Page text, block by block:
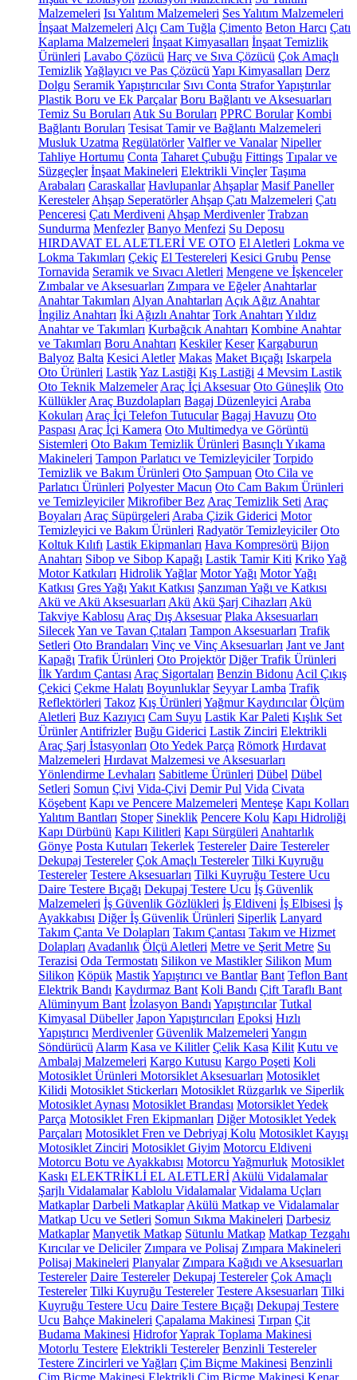
Malzemeleri Isı Yalıtım Malzemeleri Ses Yalıtım Malzemeleri
İnşaat Malzemeleri Alçı Cam Tuğla Çimento Beton Harcı Çatı
Kaplama Malzemeleri İnşaat Kimyasalları İnşaat Temizlik
Ürünleri Lavabo Çözücü Harç ve Sıva Çözücü Çok Amaçlı
TemizlikYağlayıcı ve Pas Çözücü Yapı Kimyasalları Derz
Dolgu Seramik Yapıştırıcılar Sıvı Conta Strafor Yapıştırılar
Plastik Boru ve Ek Parçalar Boru Bağlantı ve Aksesuarları
Temiz Su Boruları Atık Su Boruları PPRC Borular Kombi
Bağlantı Boruları Tesisat Tamir ve Bağlantı Malzemeleri
Musluk Uzatma Regülatörler Valfler ve Vanalar Nipeller
Tahliye Hortumu Conta Taharet Çubuğu Fittings Tıpalar ve
Süzgeçler İnşaat Makineleri Elektrikli Vinçler Taşıma
Arabaları Caraskallar Havlupanlar Ahşaplar Masif Paneller
Keresteler Ahşap Seperatörler Ahşap Çatı Malzemeleri Çatı
Penceresi Çatı Merdiveni Ahşap Merdivenler Trabzan
Sundurma Menfezler Banyo Menfezi Su Deposu
HIRDAVAT EL ALETLERİ VE OTO El Aletleri Lokma ve
Lokma Takımları Çekiç El Testereleri Kesici Grubu Pense
Tornavida Seramik ve Sıvacı Aletleri Mengene ve İşkenceler
Zımbalar ve Aksesuarları Zımpara ve Eğeler Anahtarlar
Anahtar Takımları Alyan Anahtarları Açık Ağız Anahtar
İngiliz Anahtarı İki Ağızlı Anahtar Tork Anahtarı Yıldız
Anahtar ve Takımları Kurbağcık Anahtarı Kombine Anahtar
ve Takımları Boru Anahtarı Keskiler Keser Kargaburun
Balyoz Balta Kesici Aletler Makas Maket Bıçağı Iskarpela
Oto Ürünleri LastikYaz Lastiği Kış Lastiği 4 Mevsim Lastik
Oto Teknik Malzemeler Araç İçi Aksesuar Oto Güneşlik Oto
Küllükler Araç Buzdolapları Bagaj Düzenleyici Araba
Kokuları Araç İçi Telefon Tutucular Bagaj Havuzu Oto
Paspası Araç İçi Kamera Oto Multimedya ve Görüntü
Sistemleri Oto Bakım Temizlik Ürünleri Basınçlı Yıkama
Makineleri Tampon Parlatıcı ve Temizleyiciler Torpido
Temizlik ve Bakım Ürünleri Oto Şampuan Oto Cila ve
Parlatıcı Ürünleri Polyester Macun Oto Cam Bakım Ürünleri
ve Temizleyiciler Mikrofiber Bez Araç Temizlik Seti Araç
Boyaları Araç Süpürgeleri Araba Çizik Giderici Motor
Temizleyici ve Bakım Ürünleri Radyatör Temizleyiciler Oto
Koltuk Kılıfı Lastik Ekipmanları Hava Kompresörü Bijon
Anahtarı Sibop ve Sibop Kapağı Lastik Tamir Kiti KrikoYağ
Motor Katkıları Hidrolik Yağlar Motor Yağı Motor Yağı
Katkısı Gres Yağı Yakıt Katkısı Şanzıman Yağı ve Katkısı
Akü ve Akü Aksesuarları Akü Akü Şarj Cihazları Akü
Takviye Kablosu Araç Dış Aksesuar Plaka Aksesuarları
SilecekYan ve Tavan Çıtaları Tampon Aksesuarları Trafik
Setleri Oto Brandaları Vinç ve Vinç Aksesuarları Jant ve Jant
Kapağı Trafik Ürünleri Oto Projektör Diğer Trafik Ürünleri
İlk Yardım Çantası Araç Sigortaları Benzin Bidonu Acil Çıkış
Çekici Çekme Halatı Boyunluklar Seyyar Lamba Trafik
Reflektörleri Takoz Kış Ürünleri Yağmur Kaydırıcılar Ölçüm
Aletleri Buz Kazıyıcı Cam Suyu Lastik Kar Paleti Kışlık Set
Ürünler Antifrizler Buğu Giderici Lastik Zinciri Elektrikli
Araç Şarj İstasyonları Oto Yedek Parça Römork Hırdavat
Malzemeleri Hırdavat Malzemesi ve Aksesuarları
Yönlendirme Levhaları Sabitleme Ürünleri Dübel Dübel
Setleri Somun Çivi Vida-Çivi Demir Pul Vida Civata
Köşebent Kapı ve Pencere Malzemeleri Menteşe Kapı Kolları
Yalıtım Bantları Stoper Sineklik Pencere Kolu Kapı Hidroliği
Kapı Dürbünü Kapı Kilitleri Kapı Sürgüleri Anahtarlık
Gönye Posta Kutuları Tekerlek Testereler Daire Testereler
Dekupaj Testereler Çok Amaçlı Testereler Tilki Kuyruğu
Testereler Testere Aksesuarları Tilki Kuyruğu Testere Ucu
Daire Testere Bıçağı Dekupaj Testere Ucu İş Güvenlik
Malzemeleri İş Güvenlik Gözlükleri İş Eldiveni İş Elbisesi İş
Ayakkabısı Diğer İş Güvenlik Ürünleri Siperlik Lanyard
Takım Çanta Ve Dolapları Takım Çantası Takım ve Hizmet
Dolapları Avadanlık Ölçü Aletleri Metre ve Şerit Metre Su
Terazisi Oda Termostatı Silikon ve Mastikler Silikon Mum
Silikon Köpük MastikYapıştırıcı ve Bantlar Bant Teflon Bant
Elektrik Bandı Kaydırmaz Bant Koli Bandı Çift Taraflı Bant
Alüminyum Bant İzolasyon Bandı Yapıştırıcılar Tutkal
Kimyasal Dübeller Japon Yapıştırıcıları Epoksi Hızlı
Yapıştırıcı Merdivenler Güvenlik Malzemeleri Yangın
Söndürücü Alarm Kasa ve Kilitler Çelik Kasa Kilit Kutu ve
Ambalaj Malzemeleri Kargo Kutusu Kargo Poşeti Koli
Motosiklet Ürünleri Motorsiklet Aksesuarları Motosiklet
Kilidi Motosiklet Stickerları Motosiklet Rüzgarlık ve Siperlik
Motosiklet Aynası Motosiklet Brandası Motorsiklet Yedek
Parça Motosiklet Fren Ekipmanları Diğer Motosiklet Yedek
Parçaları Motosiklet Fren ve Debriyaj Kolu Motosiklet Kayışı
Motosiklet Zinciri Motosiklet Giyim Motorcu Eldiveni
Motorcu Botu ve Ayakkabısı Motorcu Yağmurluk Motosiklet
Kaskı ELEKTRİKLİ EL ALETLERİ Akülü Vidalamalar
Şarjlı Vidalamalar Kablolu Vidalamalar Vidalama Uçları
Matkaplar Darbeli Matkaplar Akülü Matkap ve Vidalamalar
Matkap Ucu ve Setleri Somun Sıkma Makineleri Darbesiz
Matkaplar Manyetik Matkap Sütunlu Matkap Matkap Tezgahı
Kırıcılar ve Deliciler Zımpara ve Polisaj Zımpara Makineleri
Polisaj Makineleri Planyalar Zımpara Kağıdı ve Aksesuarları
Testereler Daire Testereler Dekupaj Testereler Çok Amaçlı
Testereler Tilki Kuyruğu Testereler Testere Aksesuarları Tilki
Kuyruğu Testere Ucu Daire Testere Bıçağı Dekupaj Testere
Ucu Bahçe Makineleri Çapalama Makinesi Tırpan Çit
Budama Makinesi HidroforYaprak Toplama Makinesi
Motorlu Testere Elektrikli Testereler Benzinli Testereler
Testere Zincirleri ve Yağları Çim Biçme Makinesi Benzinli
Çim Biçme Makinesi Elektrikli Çim Biçme Makinesi Kenar